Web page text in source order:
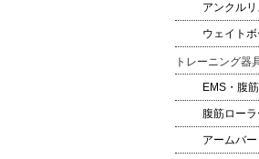
アンクル
ウェイト
トレーニング器
EMS・腹
腹筋ローラ
アームバ